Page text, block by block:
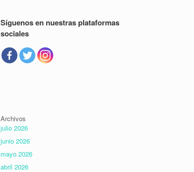
Síguenos en nuestras plataformas
sociales
Archivos
julio 2026
junio 2026
mayo 2026
abril 2026